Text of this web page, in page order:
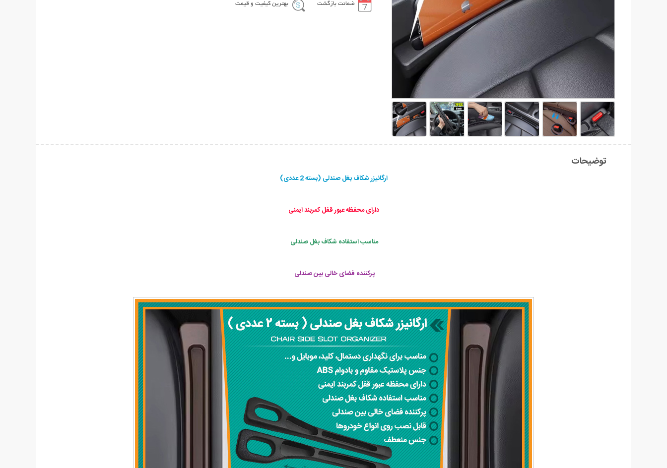
ضمانت بازگشت بهترین کیفیت و قیمت
توضیحات
ارگانیزر شکاف بغل صندلی (بسته 2 عددی)
دارای محفظه عبور قفل کمربند ایمنی
مناسب استفاده شکاف بغل صندلی
پرکننده فضای خالی بین صندلی